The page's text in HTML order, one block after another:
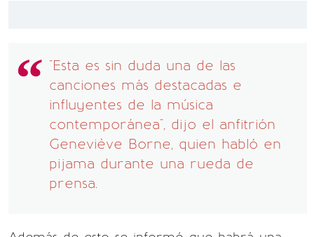
"Esta es sin duda una de las
canciones más destacadas e
influyentes de la música
contemporánea", dijo el anfitrión
Geneviève Borne, quien habló en
pijama durante una rueda de
prensa.